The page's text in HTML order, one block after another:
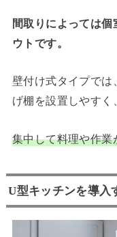
間取りによっては
ウトです。
壁付け式タイプで
げ棚を設置しやすく
集中して料理や作
U型キッチンを導入